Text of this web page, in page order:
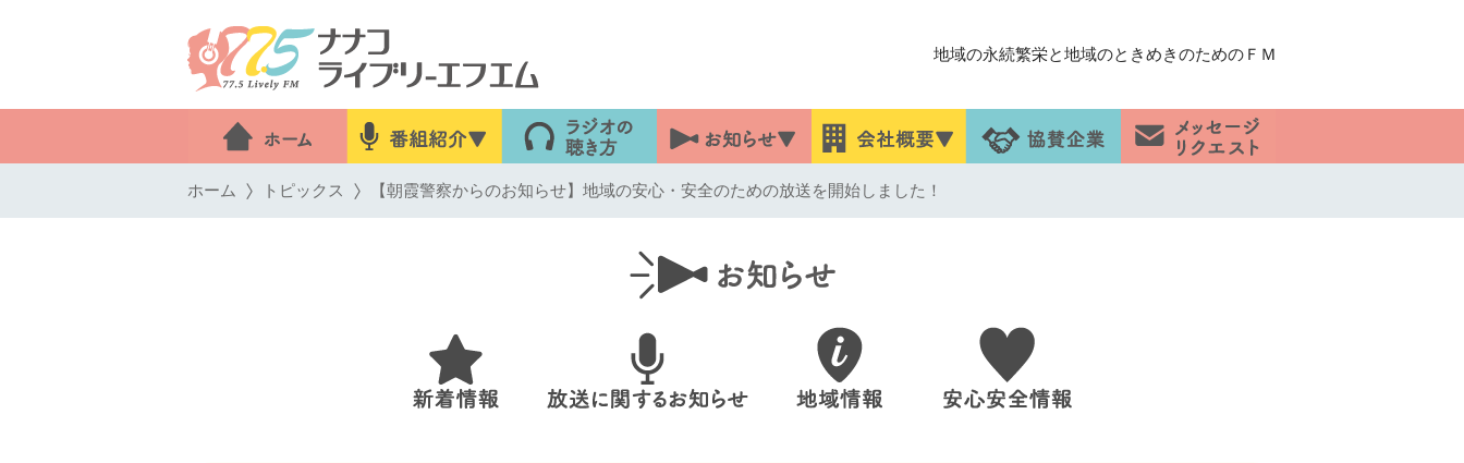
地域の永続繁栄と地域のときめきのためのＦＭ
ホーム トピックス 【朝霞警察からのお知らせ】地域の安心・安全のための放送を開始しました！